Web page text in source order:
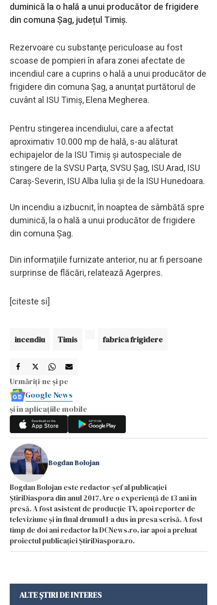
duminică la o hală a unui producător de frigidere
din comuna Șag, județul Timiș.
Rezervoare cu substanţe periculoase au fost
scoase de pompieri în afara zonei afectate de
incendiul care a cuprins o hală a unui producător de
frigidere din comuna Şag, a anunţat purtătorul de
cuvânt al ISU Timiş, Elena Megherea.
Pentru stingerea incendiului, care a afectat
aproximativ 10.000 mp de hală, s-au alăturat
echipajelor de la ISU Timiş şi autospeciale de
stingere de la SVSU Parţa, SVSU Şag, ISU Arad, ISU
Caraş-Severin, ISU Alba Iulia şi de la ISU Hunedoara.
Un incendiu a izbucnit, în noaptea de sâmbătă spre
duminică, la o hală a unui producător de frigidere
din comuna Şag.
Din informaţiile furnizate anterior, nu ar fi persoane
surprinse de flăcări, relatează Agerpres.
[citeste si]
incendiu Timis fabrica frigidere
Urmăriți-ne și pe
Google News
și în aplicațiile mobile
Bogdan Bolojan
Bogdan Bolojan este redactor-șef al publicației
ȘtiriDiaspora din anul 2017.Are o experiență de 13 ani în
presă. A fost asistent de producție TV, apoi reporter de
televiziune și în final drumul l-a dus în presa scrisă. A fost
timp de doi ani redactor la DCNews.ro, iar apoi a preluat
proiectul publicației ȘtiriDiaspora.ro.
ALTE ȘTIRI DE INTERES